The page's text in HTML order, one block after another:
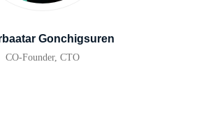
Gonchigsuren
CO-Founder, CTO